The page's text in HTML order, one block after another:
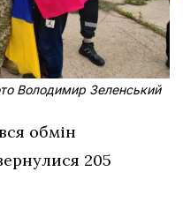
Володимир Зеленський
обмін
205